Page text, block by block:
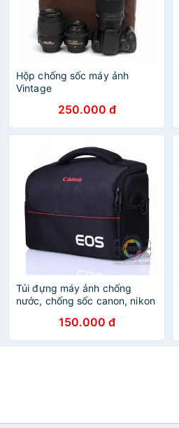
Hộp chống sốc máy ảnh
Vintage
250.000 đ
Túi đựng máy ảnh chống
nước, chống sốc canon, nikon
150.000 đ